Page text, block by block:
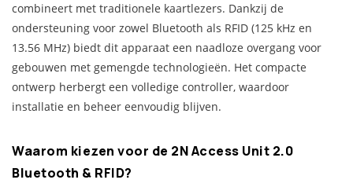
combineert met traditionele kaartlezers. Dankzij de
ondersteuning voor zowel Bluetooth als RFID (125 kHz en
13.56 MHz) biedt dit apparaat een naadloze overgang voor
gebouwen met gemengde technologieën. Het compacte
ontwerp herbergt een volledige controller, waardoor
installatie en beheer eenvoudig blijven.
Waarom kiezen voor de 2N Access Unit 2.0
Bluetooth & RFID?